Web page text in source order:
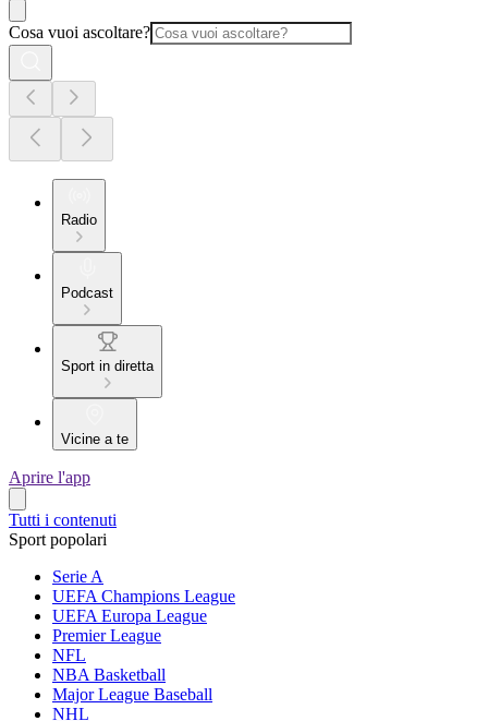
Cosa vuoi ascoltare?
Radio
Podcast
Sport in diretta
Vicine a te
Aprire l'app
Tutti i contenuti
Sport popolari
Serie A
UEFA Champions League
UEFA Europa League
Premier League
NFL
NBA Basketball
Major League Baseball
NHL